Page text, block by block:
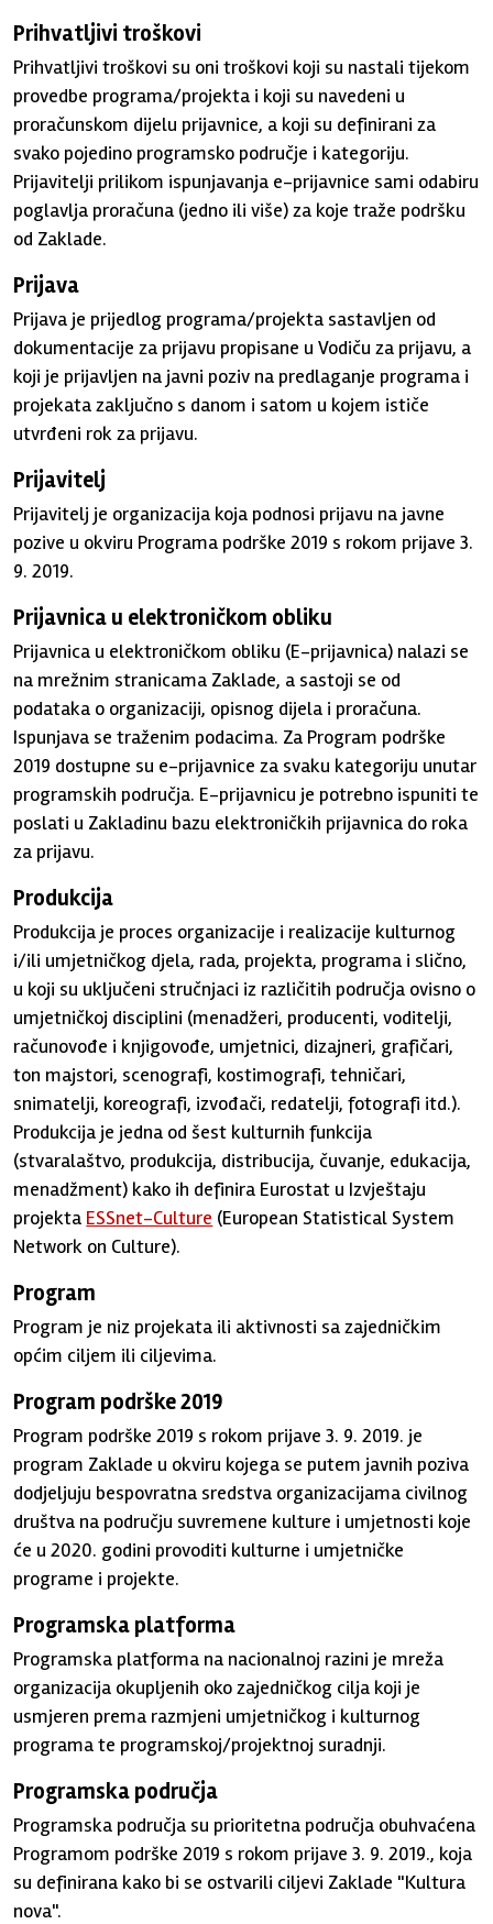
Prihvatljivi troškovi
Prihvatljivi troškovi su oni troškovi koji su nastali tijekom
provedbe programa/projekta i koji su navedeni u
proračunskom dijelu prijavnice, a koji su definirani za
svako pojedino programsko područje i kategoriju.
Prijavitelji prilikom ispunjavanja e-prijavnice sami odabiru
poglavlja proračuna (jedno ili više) za koje traže podršku
od Zaklade.
Prijava
Prijava je prijedlog programa/projekta sastavljen od
dokumentacije za prijavu propisane u Vodiču za prijavu, a
koji je prijavljen na javni poziv na predlaganje programa i
projekata zaključno s danom i satom u kojem ističe
utvrđeni rok za prijavu.
Prijavitelj
Prijavitelj je organizacija koja podnosi prijavu na javne
pozive u okviru Programa podrške 2019 s rokom prijave 3.
9. 2019.
Prijavnica u elektroničkom obliku
Prijavnica u elektroničkom obliku (E-prijavnica) nalazi se
na mrežnim stranicama Zaklade, a sastoji se od
podataka o organizaciji, opisnog dijela i proračuna.
Ispunjava se traženim podacima. Za Program podrške
2019 dostupne su e-prijavnice za svaku kategoriju unutar
programskih područja. E-prijavnicu je potrebno ispuniti te
poslati u Zakladinu bazu elektroničkih prijavnica do roka
za prijavu.
Produkcija
Produkcija je proces organizacije i realizacije kulturnog
i/ili umjetničkog djela, rada, projekta, programa i slično,
u koji su uključeni stručnjaci iz različitih područja ovisno o
umjetničkoj disciplini (menadžeri, producenti, voditelji,
računovođe i knjigovođe, umjetnici, dizajneri, grafičari,
ton majstori, scenografi, kostimografi, tehničari,
snimatelji, koreografi, izvođači, redatelji, fotografi itd.).
Produkcija je jedna od šest kulturnih funkcija
(stvaralaštvo, produkcija, distribucija, čuvanje, edukacija,
menadžment) kako ih definira Eurostat u Izvještaju
projekta ESSnet-Culture (European Statistical System
Network on Culture).
Program
Program je niz projekata ili aktivnosti sa zajedničkim
općim ciljem ili ciljevima.
Program podrške 2019
Program podrške 2019 s rokom prijave 3. 9. 2019. je
program Zaklade u okviru kojega se putem javnih poziva
dodjeljuju bespovratna sredstva organizacijama civilnog
društva na području suvremene kulture i umjetnosti koje
će u 2020. godini provoditi kulturne i umjetničke
programe i projekte.
Programska platforma
Programska platforma na nacionalnoj razini je mreža
organizacija okupljenih oko zajedničkog cilja koji je
usmjeren prema razmjeni umjetničkog i kulturnog
programa te programskoj/projektnoj suradnji.
Programska područja
Programska područja su prioritetna područja obuhvaćena
Programom podrške 2019 s rokom prijave 3. 9. 2019., koja
su definirana kako bi se ostvarili ciljevi Zaklade "Kultura
nova".